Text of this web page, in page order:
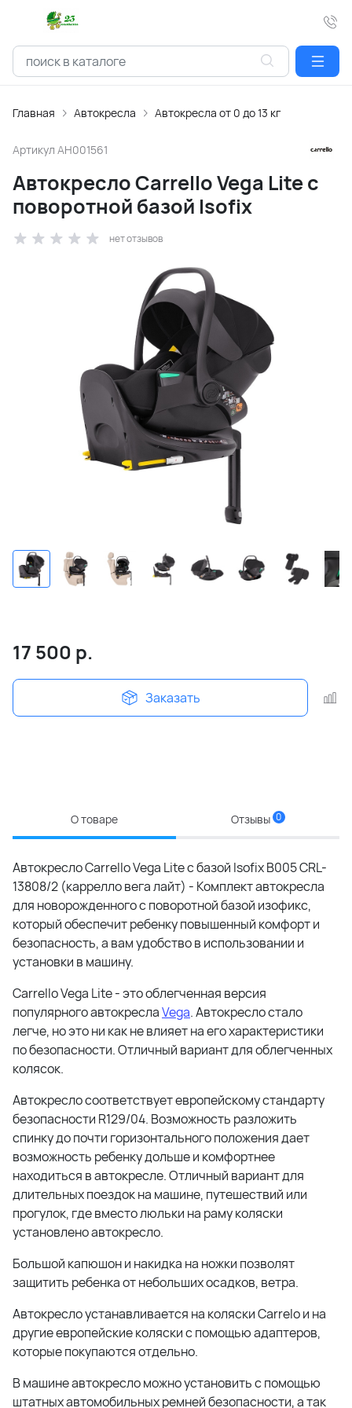
Главная Автокресла Автокресла от 0 до 13 кг
Артикул АН001561
Автокресло Carrello Vega Lite с
поворотной базой Isofix
нет отзывов
17 500 р.
Заказать
О товаре Отзывы 0
Автокресло Carrello Vega Lite с базой Isofix B005 CRL-
13808/2 (каррелло вега лайт) - Комплект автокресла
для новорожденного с поворотной базой изофикс,
который обеспечит ребенку повышенный комфорт и
безопасность, а вам удобство в использовании и
установки в машину.
Carrello Vega Lite - это облегченная версия
популярного автокреслаVega. Автокресло стало
легче, но это ни как не влияет на его характеристики
по безопасности. Отличный вариант для облегченных
колясок.
Автокресло соответствует европейскому стандарту
безопасности R129/04. Возможность разложить
спинку до почти горизонтального положения дает
возможность ребенку дольше и комфортнее
находиться в автокресле. Отличный вариант для
длительных поездок на машине, путешествий или
прогулок, где вместо люльки на раму коляски
установлено автокресло.
Большой капюшон и накидка на ножки позволят
защитить ребенка от небольших осадков, ветра.
Автокресло устанавливается на коляски Carrelo и на
другие европейские коляски с помощью адаптеров,
которые покупаются отдельно.
В машине автокресло можно установить с помощью
штатных автомобильных ремней безопасности, а так